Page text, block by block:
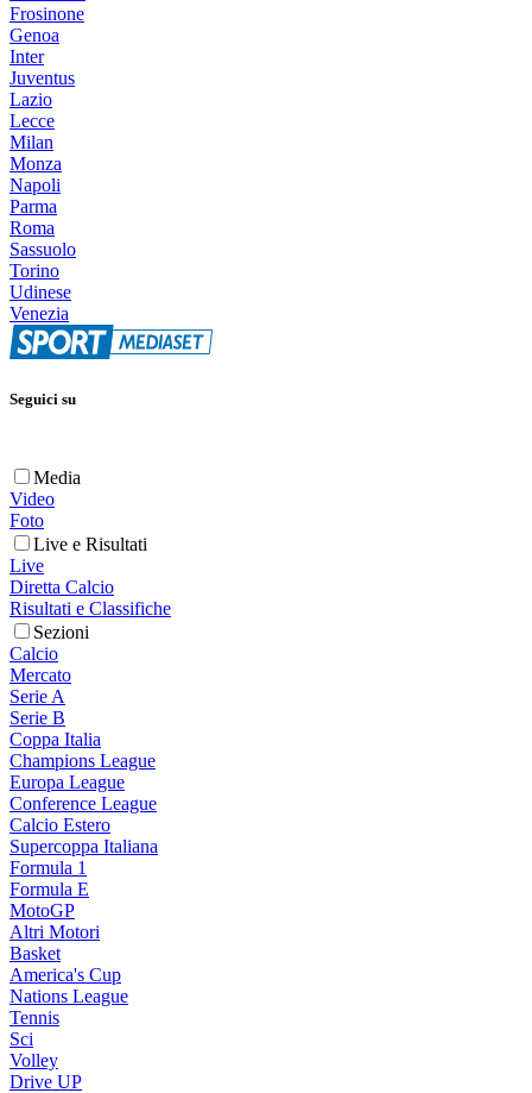
Frosinone
Genoa
Inter
Juventus
Lazio
Lecce
Milan
Monza
Napoli
Parma
Roma
Sassuolo
Torino
Udinese
Venezia
Seguici su
Media
Video
Foto
Live e Risultati
Live
Diretta Calcio
Risultati e Classifiche
Sezioni
Calcio
Mercato
Serie A
Serie B
Coppa Italia
Champions League
Europa League
Conference League
Calcio Estero
Supercoppa Italiana
Formula 1
Formula E
MotoGP
Altri Motori
Basket
America's Cup
Nations League
Tennis
Sci
Volley
Drive UP